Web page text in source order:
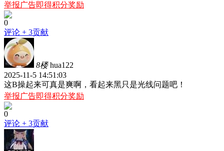
举报广告即得积分奖励
0
评论 + 3贡献
8楼 hua122
2025-11-5 14:51:03
这B操起来可真是爽啊，看起来黑只是光线问题吧！
举报广告即得积分奖励
0
评论 + 3贡献